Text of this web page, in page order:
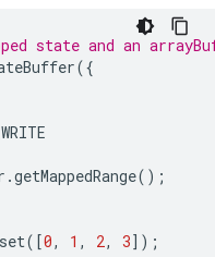
state and an
({
.getMappedRange();
set([0, 1 , 2, 3]);